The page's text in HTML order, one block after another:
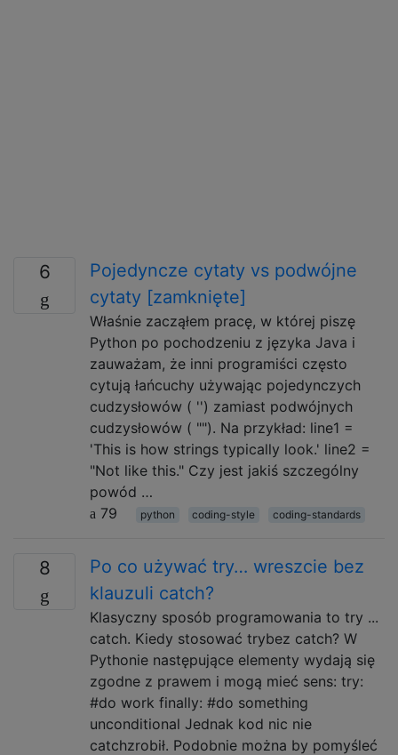
6
Pojedyncze cytaty vs podwójne
cytaty [zamknięte]
Właśnie zacząłem pracę, w której piszę
Python po pochodzeniu z języka Java i
zauważam, że inni programiści często
cytują łańcuchy używając pojedynczych
cudzysłowów ( '') zamiast podwójnych
cudzysłowów ( ""). Na przykład: line1 =
'This is how strings typically look.' line2 =
"Not like this." Czy jest jakiś szczególny
powód …
79
python coding-style coding-standards
8
Po co używać try… wreszcie bez
klauzuli catch?
Klasyczny sposób programowania to try ...
catch. Kiedy stosować trybez catch? W
Pythonie następujące elementy wydają się
zgodne z prawem i mogą mieć sens: try:
#do work finally: #do something
unconditional Jednak kod nic nie
catchzrobił. Podobnie można by pomyśleć